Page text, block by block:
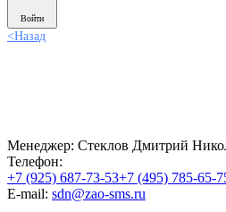
Войти
<Назад
Менеджер: Стеклов Дмитрий
Телефон:
+7 (925) 687-73-53+7 (495) 785-65-
E-mail: sdn@zao-sms.ru